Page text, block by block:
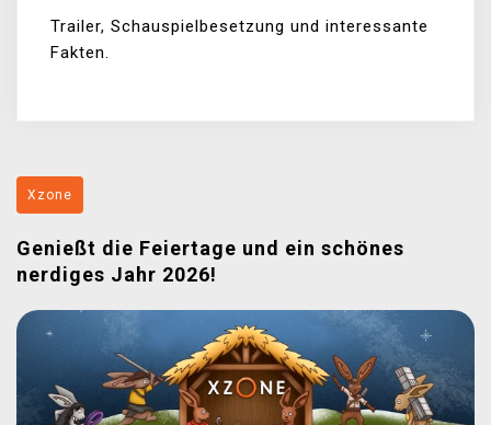
Trailer, Schauspielbesetzung und interessante
Fakten.
Xzone
Genießt die Feiertage und ein schönes
nerdiges Jahr 2026!